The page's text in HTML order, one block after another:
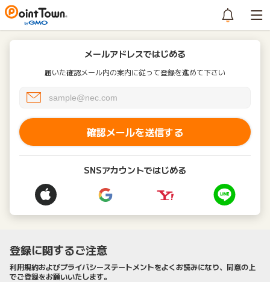
メールアドレスではじめる
届いた確認メール内の案内に従って登録を進めて下さい
確認メールを送信する
SNSアカウントではじめる
登録に関するご注意
利用規約およびプライバシーステートメントをよくお読みになり、同意の上
でご登録をお願いいたします。